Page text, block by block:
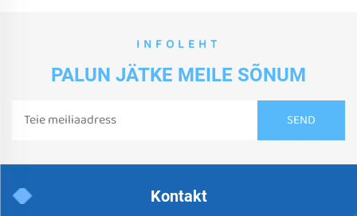
INFOLEHT
PALUN JÄTKE MEILE SÕNUM
Kontakt